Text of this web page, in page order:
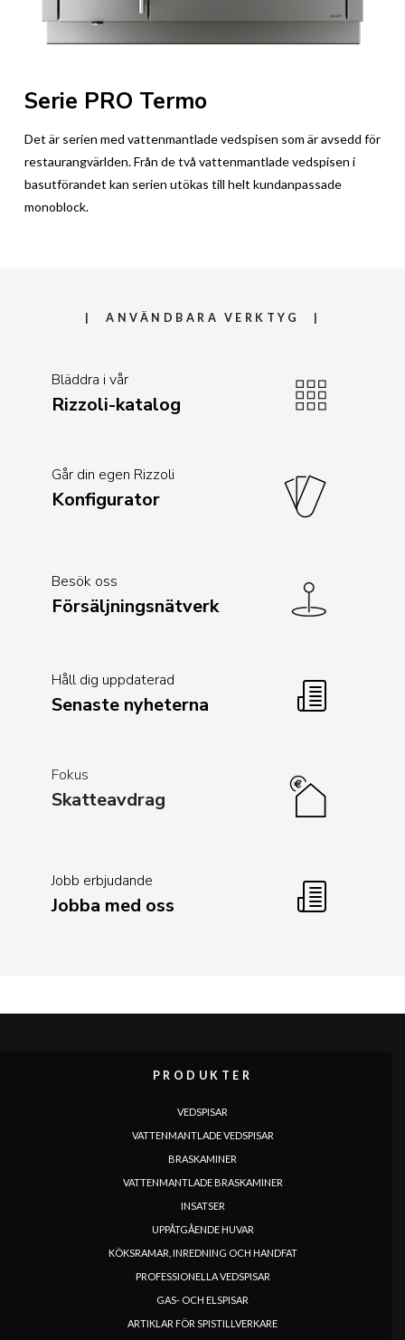
Serie PRO Termo
Det är serien med vattenmantlade vedspisen som är avsedd för
restaurangvärlden. Från de två vattenmantlade vedspisen i
basutförandet kan serien utökas till helt kundanpassade
monoblock.
ANVÄNDBARA VERKTYG
Bläddra i vår
Rizzoli-katalog
Går din egen Rizzoli
Konfigurator
Besök oss
Försäljningsnätverk
Håll dig uppdaterad
Senaste nyheterna
Fokus
Skatteavdrag
Jobb erbjudande
Jobba med oss
PRODUKTER
VEDSPISAR
VATTENMANTLADE VEDSPISAR
BRASKAMINER
VATTENMANTLADE BRASKAMINER
INSATSER
UPPÅTGÅENDE HUVAR
KÖKSRAMAR, INREDNING OCH HANDFAT
PROFESSIONELLA VEDSPISAR
GAS- OCH ELSPISAR
ARTIKLAR FÖR SPISTILLVERKARE